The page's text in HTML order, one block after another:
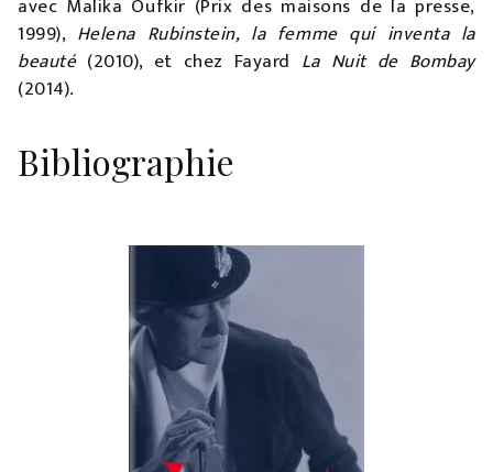
avec Malika Oufkir (Prix des maisons de la presse,
1999), Helena Rubinstein, la femme qui inventa la
beauté (2010), et chez Fayard La Nuit de Bombay
(2014).
Bibliographie